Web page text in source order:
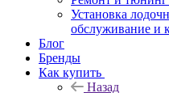
Установка
обслуживание и
Блог
Бренды
Как купить
Назад